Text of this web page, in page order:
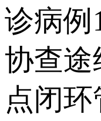
诊病例
协查途
点闭